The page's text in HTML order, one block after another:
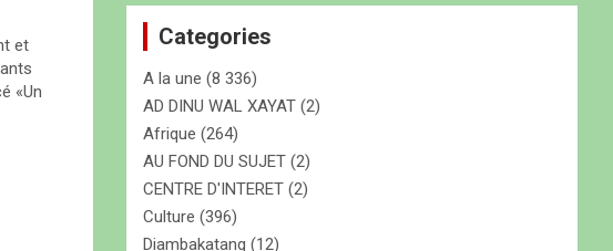
et
«Un
e
c
h
e
r
Categories
A la une (8 336)
AD DINU WAL XAYAT (2)
Afrique (264)
AU FOND DU SUJET (2)
CENTRE D'INTERET (2)
Culture (396)
Diambakatang (12)